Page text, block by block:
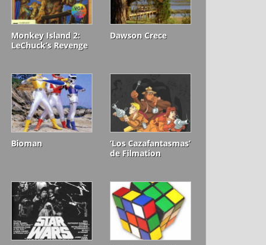
Monkey Island 2:
LeChuck’s Revenge
Dawson Crece
Bioman
‘Los Cazafantasmas’
de Filmation